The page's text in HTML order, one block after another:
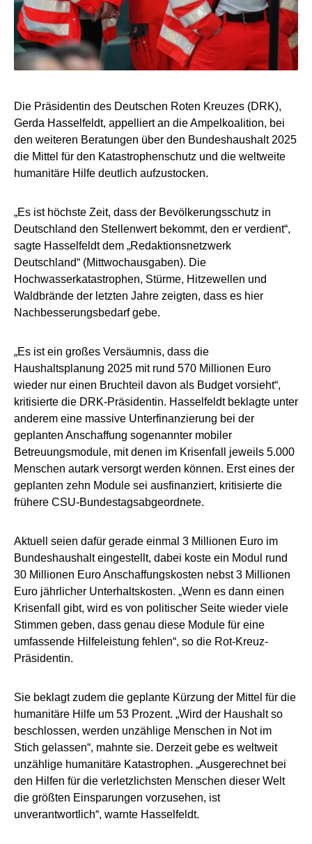
Die Präsidentin des Deutschen Roten Kreuzes (DRK),
Gerda Hasselfeldt, appelliert an die Ampelkoalition, bei
den weiteren Beratungen über den Bundeshaushalt 2025
die Mittel für den Katastrophenschutz und die weltweite
humanitäre Hilfe deutlich aufzustocken.
„Es ist höchste Zeit, dass der Bevölkerungsschutz in
Deutschland den Stellenwert bekommt, den er verdient“,
sagte Hasselfeldt dem „Redaktionsnetzwerk
Deutschland“ (Mittwochausgaben). Die
Hochwasserkatastrophen, Stürme, Hitzewellen und
Waldbrände der letzten Jahre zeigten, dass es hier
Nachbesserungsbedarf gebe.
„Es ist ein großes Versäumnis, dass die
Haushaltsplanung 2025 mit rund 570 Millionen Euro
wieder nur einen Bruchteil davon als Budget vorsieht“,
kritisierte die DRK-Präsidentin. Hasselfeldt beklagte unter
anderem eine massive Unterfinanzierung bei der
geplanten Anschaffung sogenannter mobiler
Betreuungsmodule, mit denen im Krisenfall jeweils 5.000
Menschen autark versorgt werden können. Erst eines der
geplanten zehn Module sei ausfinanziert, kritisierte die
frühere CSU-Bundestagsabgeordnete.
Aktuell seien dafür gerade einmal 3 Millionen Euro im
Bundeshaushalt eingestellt, dabei koste ein Modul rund
30 Millionen Euro Anschaffungskosten nebst 3 Millionen
Euro jährlicher Unterhaltskosten. „Wenn es dann einen
Krisenfall gibt, wird es von politischer Seite wieder viele
Stimmen geben, dass genau diese Module für eine
umfassende Hilfeleistung fehlen“, so die Rot-Kreuz-
Präsidentin.
Sie beklagt zudem die geplante Kürzung der Mittel für die
humanitäre Hilfe um 53 Prozent. „Wird der Haushalt so
beschlossen, werden unzählige Menschen in Not im
Stich gelassen“, mahnte sie. Derzeit gebe es weltweit
unzählige humanitäre Katastrophen. „Ausgerechnet bei
den Hilfen für die verletzlichsten Menschen dieser Welt
die größten Einsparungen vorzusehen, ist
unverantwortlich“, warnte Hasselfeldt.